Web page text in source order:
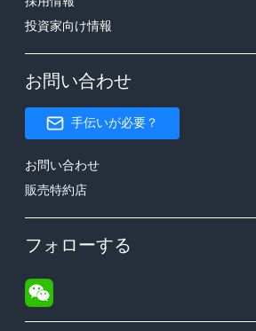
投資家向け情報
お問い合わせ
手伝いが必要？
お問い合わせ
販売特約店
フォローする